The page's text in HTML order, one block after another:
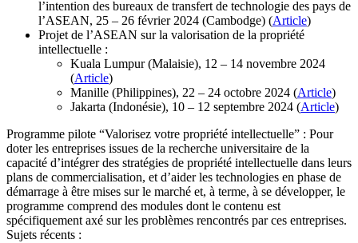
l’intention des bureaux de transfert de technologie des pays de
l’ASEAN, 25 – 26 février 2024 (Cambodge) (Article)
Projet de l’ASEAN sur la valorisation de la propriété
intellectuelle :
Kuala Lumpur (Malaisie), 12 – 14 novembre 2024
(Article)
Manille (Philippines), 22 – 24 octobre 2024 (Article)
Jakarta (Indonésie), 10 – 12 septembre 2024 (Article)
Programme pilote “Valorisez votre propriété intellectuelle” : Pour
doter les entreprises issues de la recherche universitaire de la
capacité d’intégrer des stratégies de propriété intellectuelle dans leurs
plans de commercialisation, et d’aider les technologies en phase de
démarrage à être mises sur le marché et, à terme, à se développer, le
programme comprend des modules dont le contenu est
spécifiquement axé sur les problèmes rencontrés par ces entreprises.
Sujets récents :